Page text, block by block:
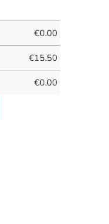
€0.00
€15.50
€0.00